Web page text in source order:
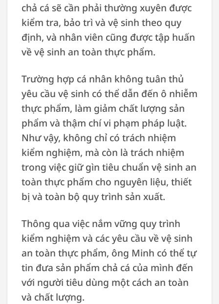
chả cá sẽ cần phải thường xuyên được
kiểm tra, bảo trì và vệ sinh theo quy
định, và nhân viên cũng được tập huấn
về vệ sinh an toàn thực phẩm.
Trường hợp cá nhân không tuân thủ
yêu cầu vệ sinh có thể dẫn đến ô nhiễm
thực phẩm, làm giảm chất lượng sản
phẩm và thậm chí vi phạm pháp luật.
Như vậy, không chỉ có trách nhiệm
kiểm nghiệm, mà còn là trách nhiệm
trong việc giữ gìn tiêu chuẩn vệ sinh an
toàn thực phẩm cho nguyên liệu, thiết
bị và toàn bộ quy trình sản xuất.
Thông qua việc nắm vững quy trình
kiểm nghiệm và các yêu cầu về vệ sinh
an toàn thực phẩm, ông Minh có thể tự
tin đưa sản phẩm chả cá của mình đến
với người tiêu dùng một cách an toàn
và chất lượng.